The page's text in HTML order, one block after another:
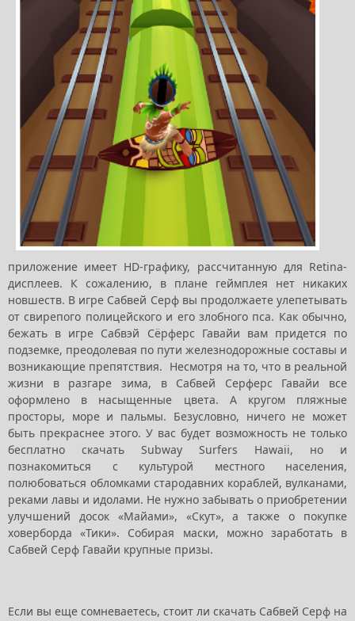
приложение имеет HD-графику, рассчитанную для Retina-
дисплеев. К сожалению, в плане геймплея нет никаких
новшеств. В игре Сабвей Серф вы продолжаете улепетывать
от свирепого полицейского и его злобного пса. Как обычно,
бежать в игре Сабвэй Сёрферс Гавайи вам придется по
подземке, преодолевая по пути железнодорожные составы и
возникающие препятствия. Несмотря на то, что в реальной
жизни в разгаре зима, в Сабвей Серферс Гавайи все
оформлено в насыщенные цвета. А кругом пляжные
просторы, море и пальмы. Безусловно, ничего не может
быть прекраснее этого. У вас будет возможность не только
бесплатно скачать Subway Surfers Hawaii, но и
познакомиться с культурой местного населения,
полюбоваться обломками стародавних кораблей, вулканами,
реками лавы и идолами. Не нужно забывать о приобретении
улучшений досок «Майами», «Скут», а также о покупке
ховерборда «Тики». Собирая маски, можно заработать в
Сабвей Серф Гавайи крупные призы.
Если вы еще сомневаетесь, стоит ли скачать Сабвей Серф на